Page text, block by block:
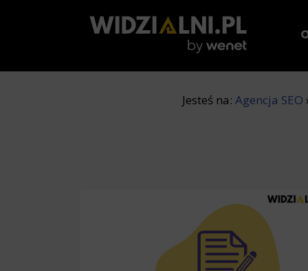
Jesteś na: Agencja SEO